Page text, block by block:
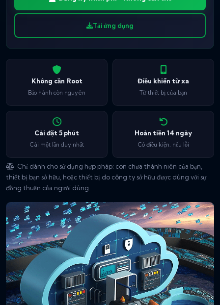
Tải ứng dụng
Không cần Root
Bảo hành còn nguyên
Điều khiển từ xa
Từ thiết bị của bạn
Cài đặt 5 phút
Cài một lần duy nhất
Hoàn tiền 14 ngày
Có điều kiện, nếu lỗi
Chỉ dành cho sử dụng hợp pháp: con chưa thành niên của bạn,
thiết bị bạn sở hữu, hoặc thiết bị do công ty sở hữu được dùng với sự
đồng thuận của người dùng.